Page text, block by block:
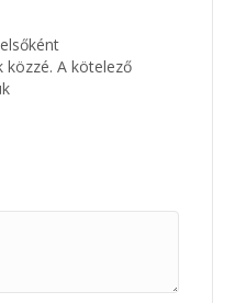
közzé. A kötelező